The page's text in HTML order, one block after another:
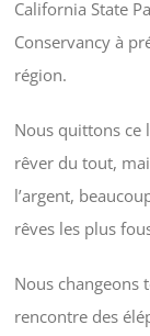
California State
Conservancy à
région.
Nous quittons ce
rêver du tout,
l’argent,
rêves les plus
Nous changeons
rencontre des